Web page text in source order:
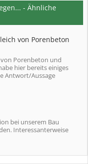
- Ähnliche
von Porenbeton
von Porenbeton und
hier bereits einiges
Antwort/Aussage
bei unserem Bau
Interessanterweise